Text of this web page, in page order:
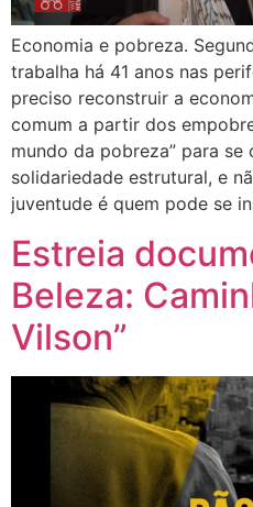
Economia e pobreza.
trabalha há 41 anos nas
preciso reconstruir a
comum a partir dos
mundo da pobreza” para se
solidariedade estrutural, e
juventude é quem pode se
Estreia
Beleza:
Vilson”